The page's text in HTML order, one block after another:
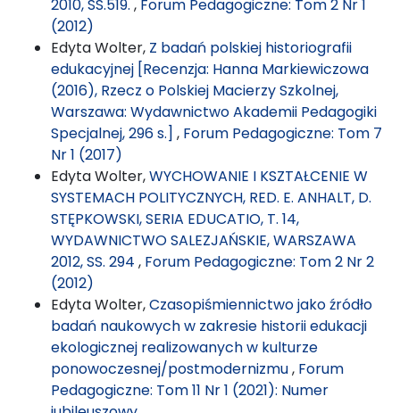
2010, SS.519. , Forum Pedagogiczne: Tom 2 Nr 1
(2012)
Edyta Wolter, Z badań polskiej historiografii
edukacyjnej [Recenzja: Hanna Markiewiczowa
(2016), Rzecz o Polskiej Macierzy Szkolnej,
Warszawa: Wydawnictwo Akademii Pedagogiki
Specjalnej, 296 s.] , Forum Pedagogiczne: Tom 7
Nr 1 (2017)
Edyta Wolter,WYCHOWANIE I KSZTAŁCENIE W
SYSTEMACH POLITYCZNYCH, RED. E. ANHALT, D.
STĘPKOWSKI, SERIA EDUCATIO, T. 14,
WYDAWNICTWO SALEZJAŃSKIE, WARSZAWA
2012, SS. 294 , Forum Pedagogiczne: Tom 2 Nr 2
(2012)
Edyta Wolter,Czasopiśmiennictwo jako źródło
badań naukowych w zakresie historii edukacji
ekologicznej realizowanych w kulturze
ponowoczesnej/postmodernizmu, Forum
Pedagogiczne: Tom 11 Nr 1 (2021): Numer